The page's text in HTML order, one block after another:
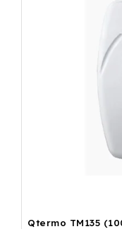
Qtermo TM135